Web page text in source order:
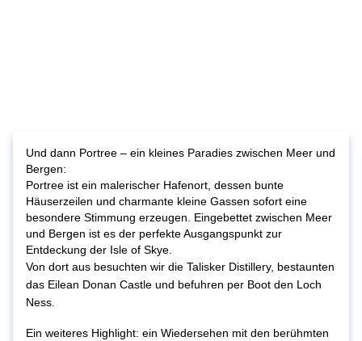
Und dann Portree – ein kleines Paradies zwischen Meer und
Bergen:
Portree ist ein malerischer Hafenort, dessen bunte
Häuserzeilen und charmante kleine Gassen sofort eine
besondere Stimmung erzeugen. Eingebettet zwischen Meer
und Bergen ist es der perfekte Ausgangspunkt zur
Entdeckung der Isle of Skye.
Von dort aus besuchten wir die Talisker Distillery, bestaunten
das Eilean Donan Castle und befuhren per Boot den Loch
Ness.
Ein weiteres Highlight: ein Wiedersehen mit den berühmten